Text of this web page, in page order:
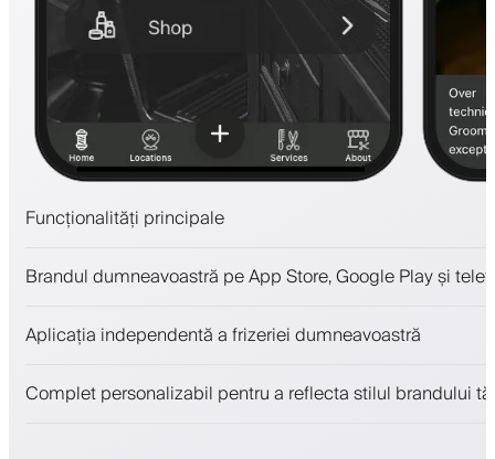
Funcționalități principale
Plăți, depozit de securitate
Implică clienții cu un program de loialitate
Brandul dumneavoastră pe App Store, Google Play și
Aplicația independentă a frizeriei dumneavoastră
Complet personalizabil pentru a reflecta stilul brandului